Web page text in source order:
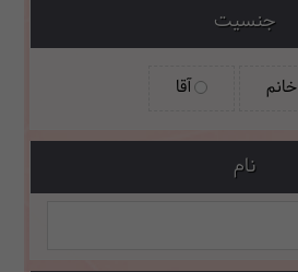
جنسیت
خانم آقا
نام